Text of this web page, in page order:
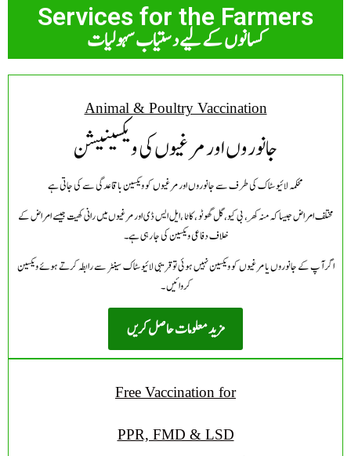
Services for the Farmers
کسانوں کے لیے دستیاب سہولیات
Animal & Poultry Vaccination
جانوروں اور مرغیوں کی ویکسینیشن
محکمہ لائیوسٹاک کی طرف سے جانوروں اور مرغیوں کو ویکسین باقاعدگی سے کی جاتی ہے
مختلف امراض جیسا کہ منہ کھر، بی کیو، گل گھوٹو ، کاٹا ،ایل ایس ڈی اور مرغیوں میں رانی کھیت جیسے امراض کے
خلاف دفاعی ویکسین کی جا رہی ہے۔
اگر آپ کے جانوروں یا مرغیوں کو ویکسین نہیں ہوئی تو قریبی لائیوسٹاک سینٹر سے رابطہ کرتے ہوئے ویکسین
کروائیں ۔
مزید معلومات حاصل کریں
Free Vaccination for
PPR, FMD & LSD